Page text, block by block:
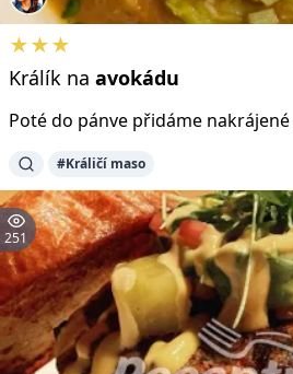
★★★
Králík na avokádu
Poté do pánve přidáme nakrájené
#Králičí maso
251